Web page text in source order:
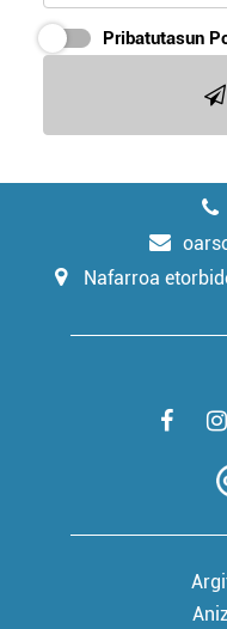
Pribatutasun
Nafarroa